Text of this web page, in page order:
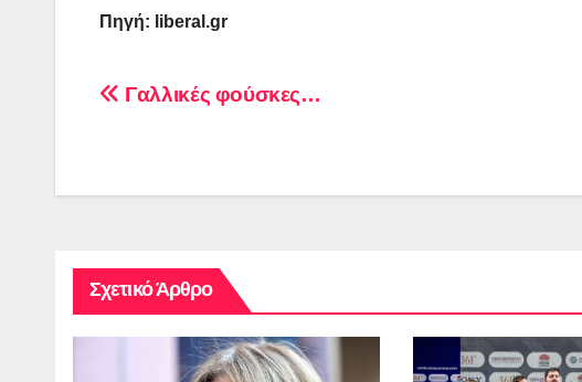
Πηγή: liberal.gr
Πλοήγηση
Γαλλικές φούσκες…
Σχετικό Άρθρο